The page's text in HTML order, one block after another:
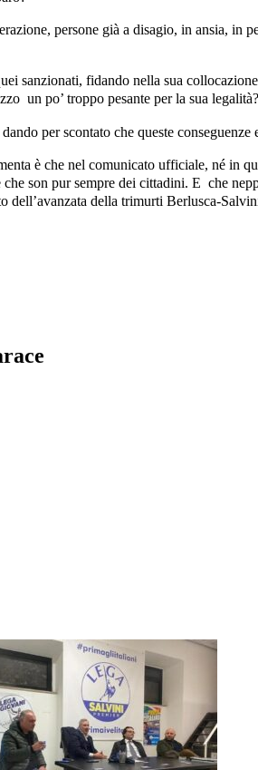
persone già a disagio, in ansia, in
sanzionati, fidando nella sua
un po’ troppo pesante per la sua legalità?
per scontato che queste
è che nel comunicato ufficiale, né in
che son pur sempre dei cittadini. E che
dell’avanzata della trimurti Berlusca-